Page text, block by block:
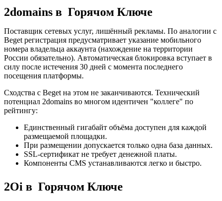
2domains в Горячом Ключе
Поставщик сетевых услуг, лишённый рекламы. По аналогии с
Beget регистрация предусматривает указание мобильного
номера владельца аккаунта (нахождение на территории
России обязательно). Автоматическая блокировка вступает в
силу после истечения 30 дней с момента последнего
посещения платформы.
Сходства с Beget на этом не заканчиваются. Технический
потенциал 2domains во многом идентичен "коллеге" по
рейтингу:
Единственный гигабайт объёма доступен для каждой
размещаемой площадки.
При размещении допускается только одна база данных.
SSL-сертификат не требует денежной платы.
Компоненты CMS устанавливаются легко и быстро.
2Oi в Горячом Ключе